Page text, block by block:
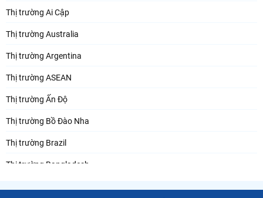
Thị trường Ai Cập
Thị trường Australia
Thị trường Argentina
Thị trường ASEAN
Thị trường Ấn Độ
Thị trường Bồ Đào Nha
Thị trường Brazil
Thị trường Bangladesh